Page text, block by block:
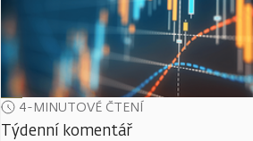
4-MINUTOVÉ ČTENÍ
Týdenní komentář